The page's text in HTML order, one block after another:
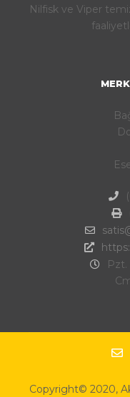
Nilfisk ve Viper
Pzt.
Copyright© 2020,